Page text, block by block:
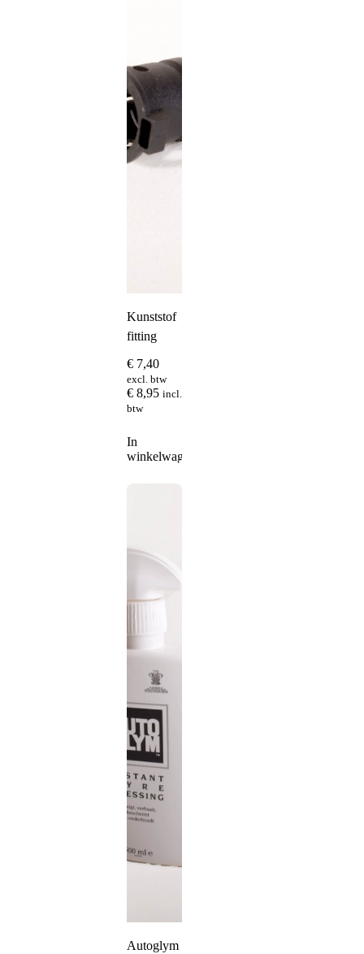
Kunststof
fitting
€ 7,40
excl. btw
€ 8,95 incl.
btw
In
winkelwagen
Autoglym